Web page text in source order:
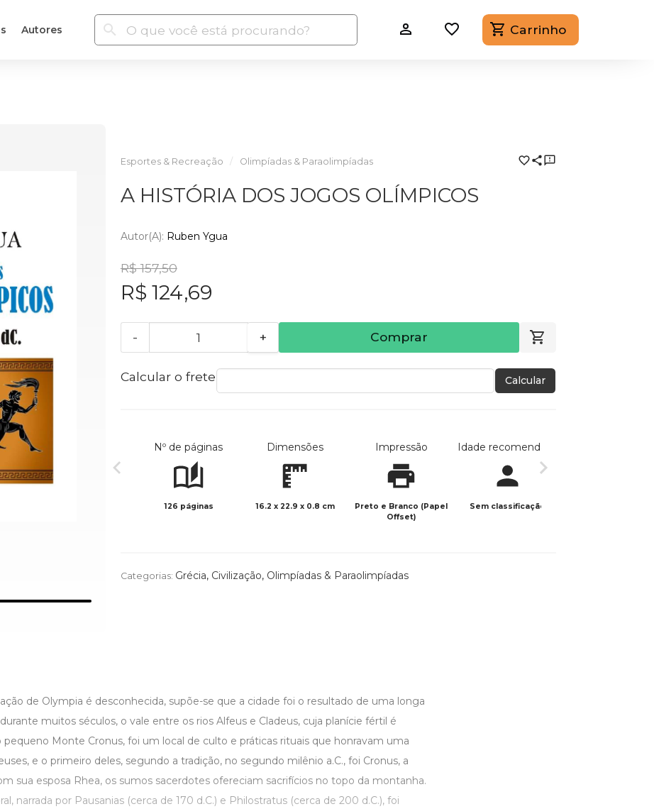
Autores Carrinho
Esportes & Recreação Olimpíadas & Paraolimpíadas
A HISTÓRIA DOS JOGOS OLÍMPICOS
Autor(a): Ruben Ygua
R$ 157,50
R$ 124,69
- + Comprar
Calcular o frete Calcular
Nº de páginas
126 páginas
Dimensões
16.2 x 22.9 x 0.8 cm
Impressão
Preto e Branco (Papel
Offset)
Idade recomendada
Sem classificação
Categorias: Grécia, Civilização, Olimpíadas & Paraolimpíadas
de Olympia é desconhecida, supõe-se que a cidade foi o resultado de uma longa
muitos séculos, o vale entre os rios Alfeus e Cladeus, cuja planície fértil é
pequeno Monte Cronus, foi um local de culto e práticas rituais que honravam uma
e o primeiro deles, segundo a tradição, no segundo milênio a.C., foi Cronus, a
sua esposa Rhea, os sumos sacerdotes ofereciam sacrifícios no topo da montanha.
narrada por Pausanias (cerca de 170 d.C.) e Philostratus (cerca de 200 d.C.), foi